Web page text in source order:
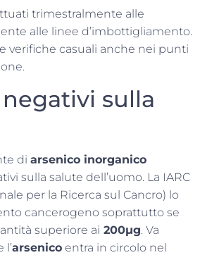
trimestralmente alle
alle linee d’imbottigliamento.
verifiche casuali anche nei punti
sulla
di arsenico inorganico
sulla salute dell’uomo. La IARC
per la Ricerca sul Cancro) lo
cancerogeno soprattutto se
superiore ai 200µg. Va
l’arsenico entra in circolo nel